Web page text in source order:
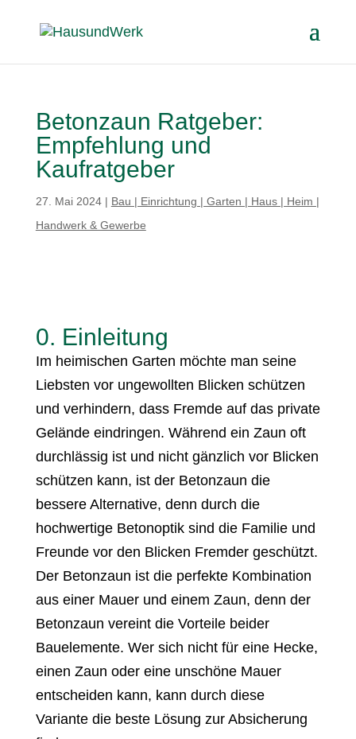
Betonzaun Ratgeber:
Empfehlung und
Kaufratgeber
27. Mai 2024| Bau | Einrichtung | Garten | Haus | Heim |
Handwerk & Gewerbe
0. Einleitung
Im heimischen Garten möchte man seine
Liebsten vor ungewollten Blicken schützen
und verhindern, dass Fremde auf das private
Gelände eindringen. Während ein Zaun oft
durchlässig ist und nicht gänzlich vor Blicken
schützen kann, ist der Betonzaun die
bessere Alternative, denn durch die
hochwertige Betonoptik sind die Familie und
Freunde vor den Blicken Fremder geschützt.
Der Betonzaun ist die perfekte Kombination
aus einer Mauer und einem Zaun, denn der
Betonzaun vereint die Vorteile beider
Bauelemente. Wer sich nicht für eine Hecke,
einen Zaun oder eine unschöne Mauer
entscheiden kann, kann durch diese
Variante die beste Lösung zur Absicherung